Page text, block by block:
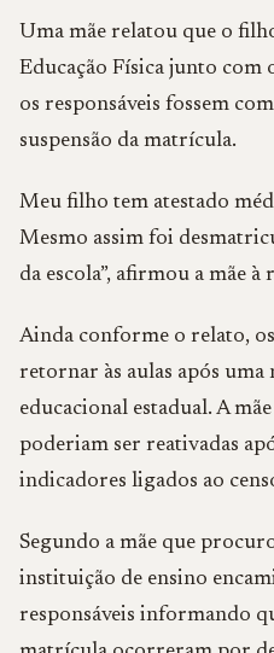
Uma mãe relatou que o
Educação Física junto com
os responsáveis fossem
suspensão da matrícula.
Meu filho tem atestado
Mesmo assim foi
da escola”, afirmou a mãe à
Ainda conforme o relato,
retornar às aulas após uma
educacional estadual. A
poderiam ser reativadas
indicadores ligados ao
Segundo a mãe que
instituição de ensino
responsáveis informando